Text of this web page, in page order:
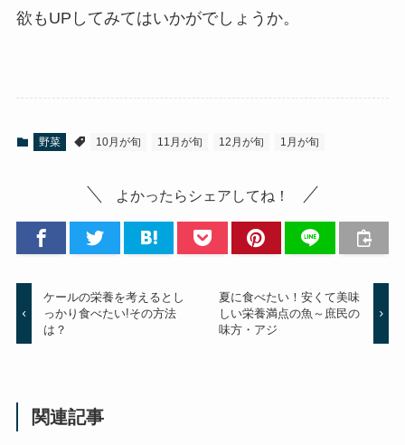
欲もUPしてみてはいかがでしょうか。
野菜 10月が旬 11月が旬 12月が旬 1月が旬
よかったらシェアしてね！
ケールの栄養を考えるとし
っかり食べたい!その方法
は？
夏に食べたい！安くて美味
しい栄養満点の魚～庶民の
味方・アジ
関連記事